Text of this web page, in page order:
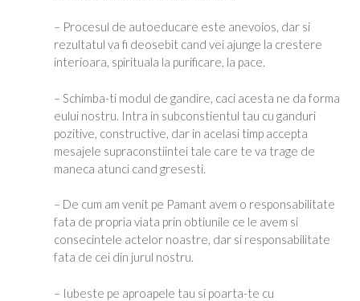
– Procesul de autoeducare este anevoios, dar si
rezultatul va fi deosebit cand vei ajunge la crestere
interioara, spirituala la purificare, la pace.
– Schimba-ti modul de gandire, caci acesta ne da forma
eului nostru. Intra in subconstientul tau cu ganduri
pozitive, constructive, dar in acelasi timp accepta
mesajele supraconstiintei tale care te va trage de
maneca atunci cand gresesti.
– De cum am venit pe Pamant avem o responsabilitate
fata de propria viata prin obtiunile ce le avem si
consecintele actelor noastre, dar si responsabilitate
fata de cei din jurul nostru.
– Iubeste pe aproapele tau si poarta-te cu